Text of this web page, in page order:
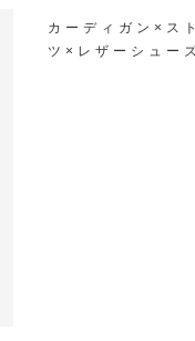
カーディガン×ス
ツ×レザーシュー